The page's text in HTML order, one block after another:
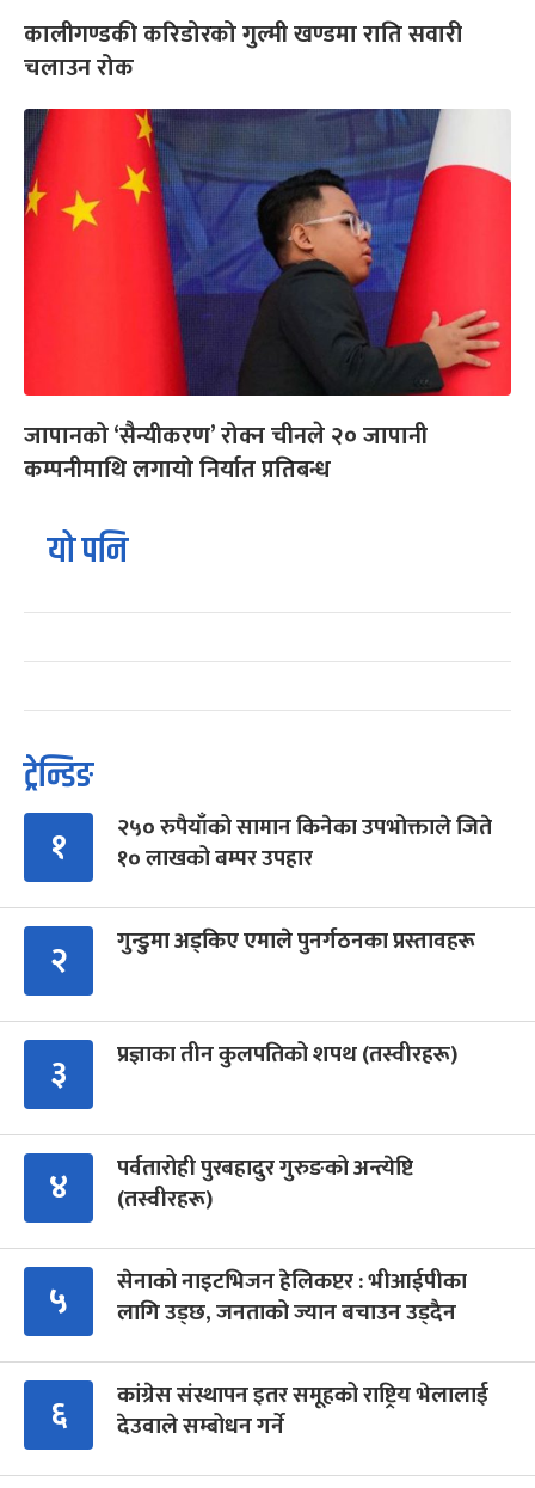
कालीगण्डकी करिडोरको गुल्मी खण्डमा राति सवारी
चलाउन रोक
जापानको ‘सैन्यीकरण’ रोक्न चीनले २० जापानी
कम्पनीमाथि लगायो निर्यात प्रतिबन्ध
यो पनि
ट्रेन्डिङ
१
२५० रुपैयाँको सामान किनेका उपभोक्ताले जिते
१० लाखको बम्पर उपहार
२ गुन्डुमा अड्किए एमाले पुनर्गठनका प्रस्तावहरू
३ प्रज्ञाका तीन कुलपतिको शपथ (तस्वीरहरू)
४
पर्वतारोही पुरबहादुर गुरुङको अन्त्येष्टि
(तस्वीरहरू)
५
सेनाको नाइटभिजन हेलिकप्टर : भीआईपीका
लागि उड्छ, जनताको ज्यान बचाउन उड्दैन
६
कांग्रेस संस्थापन इतर समूहको राष्ट्रिय भेलालाई
देउवाले सम्बोधन गर्ने